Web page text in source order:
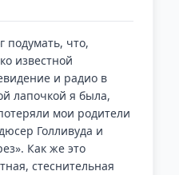
подумать, что,
известной
и радио в
лапочкой я была,
мои родители
Голливуда и
Как же это
стеснительная